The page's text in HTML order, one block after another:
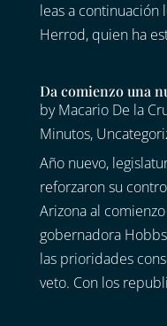
leas a continuación
Herrod, quien ha
Da comienzo una
byMacario De la
Minutos,
Año nuevo,
reforzaron su
Arizona al
gobernadora
las prioridades
veto. Con los